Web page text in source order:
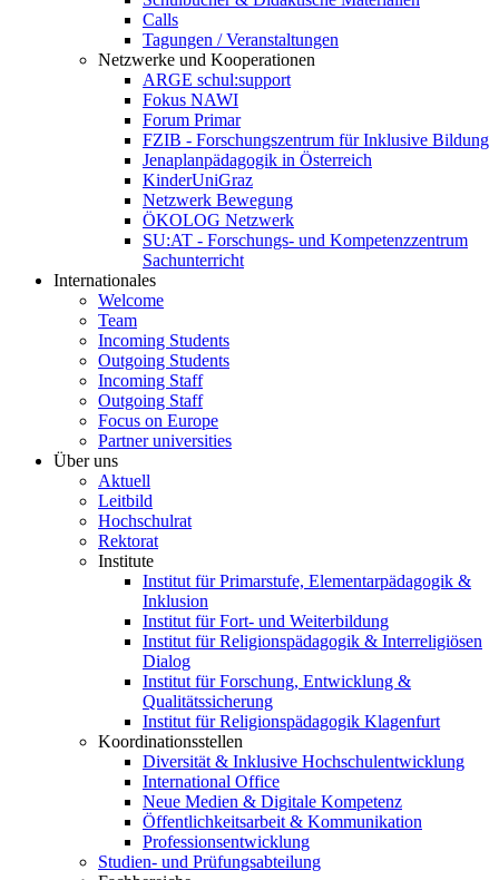
Calls
Tagungen / Veranstaltungen
Netzwerke und Kooperationen
ARGE schul:support
Fokus NAWI
Forum Primar
FZIB - Forschungszentrum für Inklusive Bildung
Jenaplanpädagogik in Österreich
KinderUniGraz
Netzwerk Bewegung
ÖKOLOG Netzwerk
SU:AT - Forschungs- und Kompetenzzentrum
Sachunterricht
Internationales
Welcome
Team
Incoming Students
Outgoing Students
Incoming Staff
Outgoing Staff
Focus on Europe
Partner universities
Über uns
Aktuell
Leitbild
Hochschulrat
Rektorat
Institute
Institut für Primarstufe, Elementarpädagogik &
Inklusion
Institut für Fort- und Weiterbildung
Institut für Religionspädagogik & Interreligiösen
Dialog
Institut für Forschung, Entwicklung &
Qualitätssicherung
Institut für Religionspädagogik Klagenfurt
Koordinationsstellen
Diversität & Inklusive Hochschulentwicklung
International Office
Neue Medien & Digitale Kompetenz
Öffentlichkeitsarbeit & Kommunikation
Professionsentwicklung
Studien- und Prüfungsabteilung